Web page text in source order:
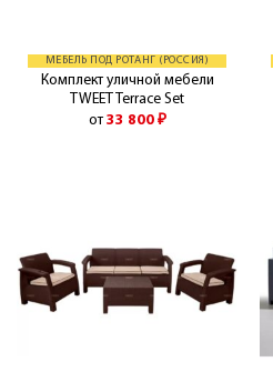
МЕБЕЛЬ ПОД РОТАНГ (РОССИЯ)
Комплект уличной мебели
TWEET Terrace Set
от 33 800 ₽